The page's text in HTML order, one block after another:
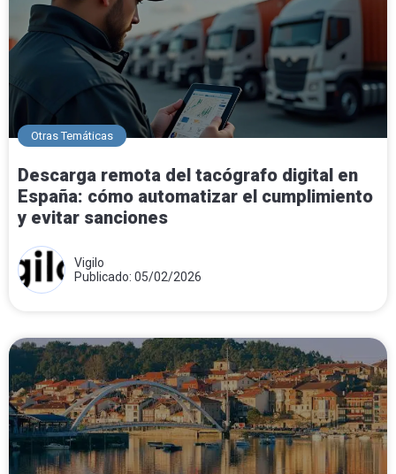
Otras Temáticas
Descarga remota del tacógrafo digital en
España: cómo automatizar el cumplimiento
y evitar sanciones
Vigilo
Publicado: 05/02/2026